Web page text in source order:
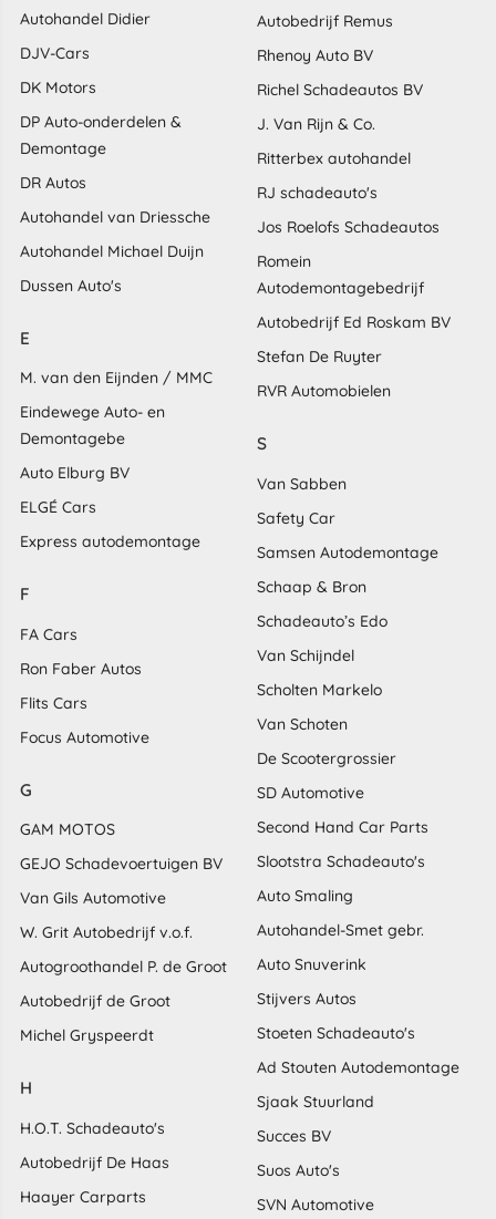
Autohandel Didier
DJV-Cars
DK Motors
DP Auto-onderdelen &
Demontage
DR Autos
Autohandel van Driessche
Autohandel Michael Duijn
Dussen Auto's
E
M. van den Eijnden / MMC
Eindewege Auto- en
Demontagebe
Auto Elburg BV
ELGÉ Cars
Express autodemontage
F
FA Cars
Ron Faber Autos
Flits Cars
Focus Automotive
G
GAM MOTOS
GEJO Schadevoertuigen BV
Van Gils Automotive
W. Grit Autobedrijf v.o.f.
Autogroothandel P. de Groot
Autobedrijf de Groot
Michel Gryspeerdt
H
H.O.T. Schadeauto's
Autobedrijf De Haas
Haayer Carparts
Autobedrijf Remus
Rhenoy Auto BV
Richel Schadeautos BV
J. Van Rijn & Co.
Ritterbex autohandel
RJ schadeauto's
Jos Roelofs Schadeautos
Romein
Autodemontagebedrijf
Autobedrijf Ed Roskam BV
Stefan De Ruyter
RVR Automobielen
S
Van Sabben
Safety Car
Samsen Autodemontage
Schaap & Bron
Schadeauto’s Edo
Van Schijndel
Scholten Markelo
Van Schoten
De Scootergrossier
SD Automotive
Second Hand Car Parts
Slootstra Schadeauto's
Auto Smaling
Autohandel-Smet gebr.
Auto Snuverink
Stijvers Autos
Stoeten Schadeauto's
Ad Stouten Autodemontage
Sjaak Stuurland
Succes BV
Suos Auto's
SVN Automotive